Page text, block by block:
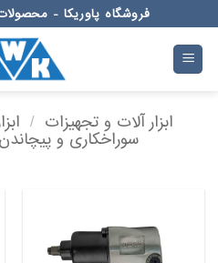
to
content
فروشگاه پاوریکا -
ابزار آلات و تجهیزات /
سوراخکاری و پیچاندن